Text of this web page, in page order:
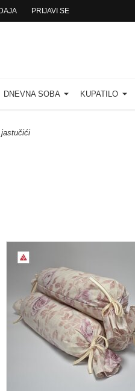
PRIJAVI SE
DNEVNA SOBA KUPATILO